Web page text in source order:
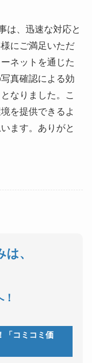
は、迅速な対応と
にご満足いただ
ネットを通じた
真確認による効
なりました。こ
を提供できるよ
ます。ありがと
、
！
「コミコミ価